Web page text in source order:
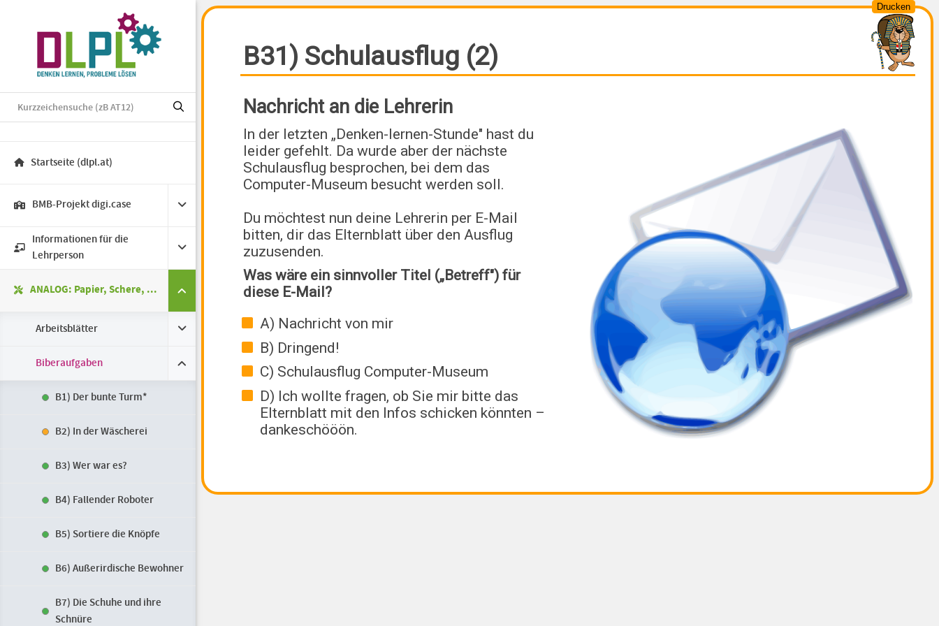
Startseite (dlpl.at)
BMB-Projekt digi.case
Informationen für die
Lehrperson
ANALOG: Papier, Schere, ...
Arbeitsblätter
Biberaufgaben
B1) Der bunte Turm*
B2) In der Wäscherei
B3) Wer war es?
B4) Fallender Roboter
B5) Sortiere die Knöpfe
B6) Außerirdische Bewohner
B7) Die Schuhe und ihre
Schnüre